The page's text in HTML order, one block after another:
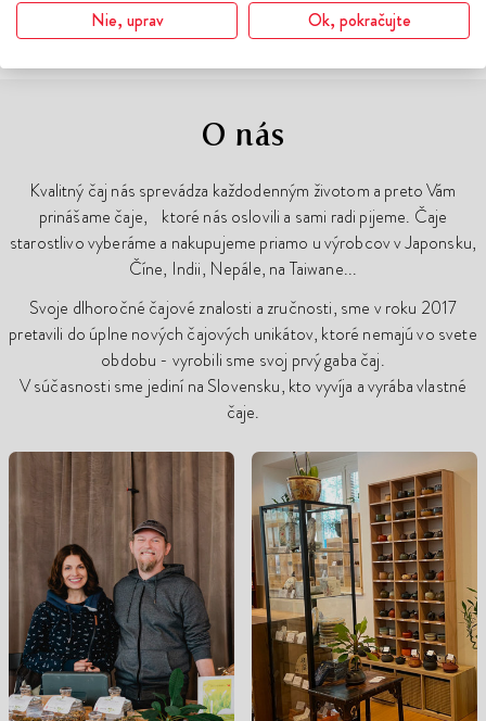
rovnováhu
O nás
Kvalitný čaj nás sprevádza každodenným životom a preto Vám
prinášame čaje, ktoré nás oslovili a sami radi pijeme. Čaje
starostlivo vyberáme a nakupujeme priamo u výrobcov v Japonsku,
Číne, Indii, Nepále, na Taiwane...
Svoje dlhoročné čajové znalosti a zručnosti, sme v roku 2017
pretavili do úplne nových čajových unikátov, ktoré nemajú vo svete
obdobu - vyrobili sme svoj prvý gaba čaj.
V súčasnosti sme jediní na Slovensku, kto vyvíja a vyrába vlastné
čaje.
Nie, uprav Ok, pokračujte